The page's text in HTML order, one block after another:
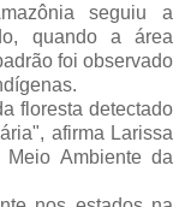
seguiu a
quando a área
foi observado
floresta detectado
afirma Larissa
Ambiente da